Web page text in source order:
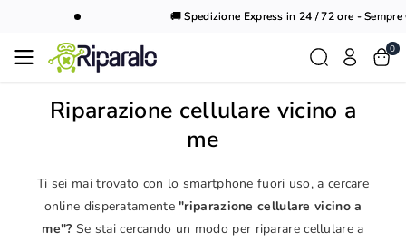
🚚 Spedizione Express in 24 / 72 ore - Sempre
0
Riparazione cellulare vicino a
me
Ti sei mai trovato con lo smartphone fuori uso, a cercare
online disperatamente"riparazione cellulare vicino a
me"?Se stai cercando un modo per riparare cellulare a